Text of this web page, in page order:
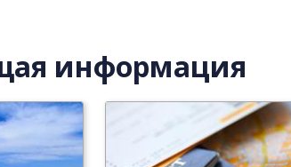
информация